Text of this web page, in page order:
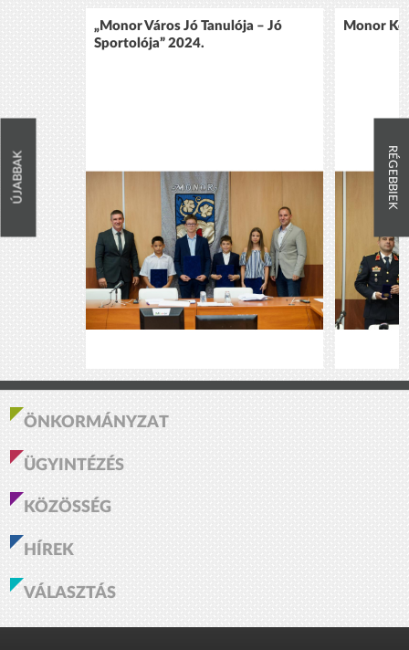
ÚJABBAK
„Monor Város Jó Tanulója – Jó
Sportolója” 2024.
Monor
RÉGEBBIEK
ÖNKORMÁNYZAT
ÜGYINTÉZÉS
KÖZÖSSÉG
HÍREK
VÁLASZTÁS